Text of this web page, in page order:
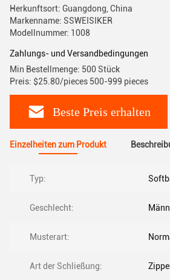
Herkunftsort: Guangdong, China
Markenname: SSWEISIKER
Modellnummer: 1008
Zahlungs- und Versandbedingungen
Min Bestellmenge: 500 Stück
Preis: $25.80/pieces 500-999 pieces
Beste Preis erhalten
Einzelheiten zum Produkt
Typ:
Geschlecht:
Musterart:
Art der Schließung: